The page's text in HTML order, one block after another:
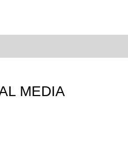
MEDIA